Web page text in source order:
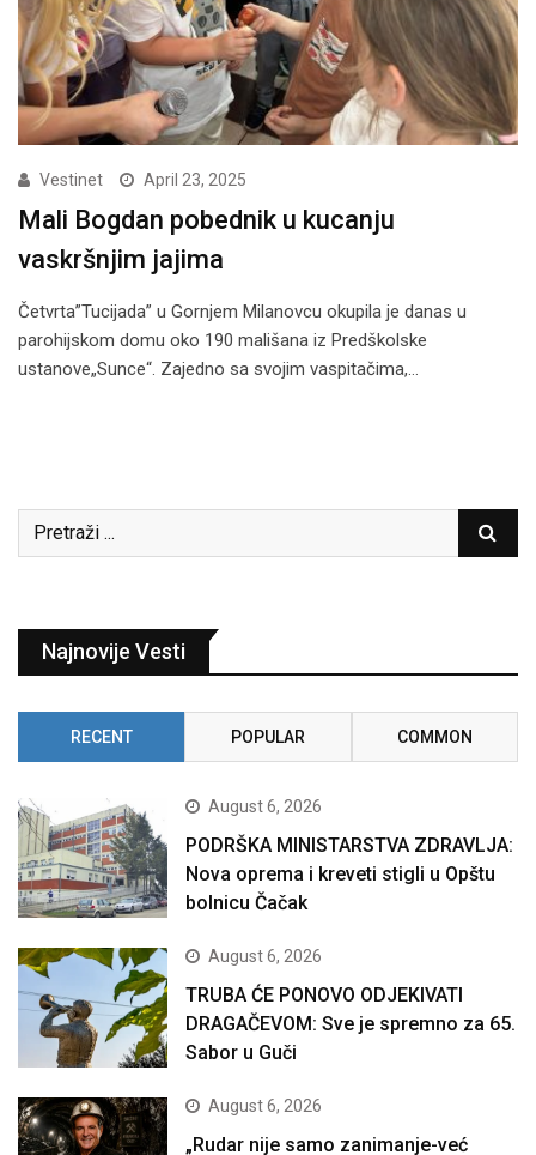
Vestinet April 23, 2025
Mali Bogdan pobednik u kucanju
vaskršnjim jajima
Četvrta”Tucijada” u Gornjem Milanovcu okupila je danas u
parohijskom domu oko 190 mališana iz Predškolske
ustanove„Sunce“. Zajedno sa svojim vaspitačima,…
Najnovije Vesti
RECENT POPULAR COMMON
August 6, 2026
PODRŠKA MINISTARSTVA ZDRAVLJA:
Nova oprema i kreveti stigli u Opštu
bolnicu Čačak
August 6, 2026
TRUBA ĆE PONOVO ODJEKIVATI
DRAGAČEVOM: Sve je spremno za 65.
Sabor u Guči
August 6, 2026
„Rudar nije samo zanimanje-već